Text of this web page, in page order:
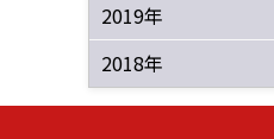
2019年
2018年